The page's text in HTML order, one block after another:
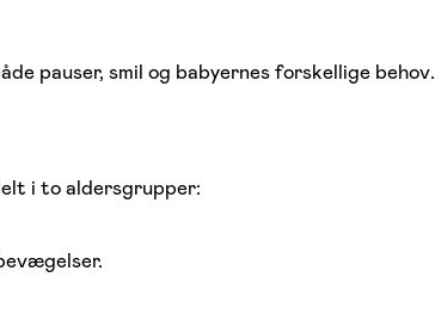
pauser, smil og babyernes forskellige behov.
i to aldersgrupper: